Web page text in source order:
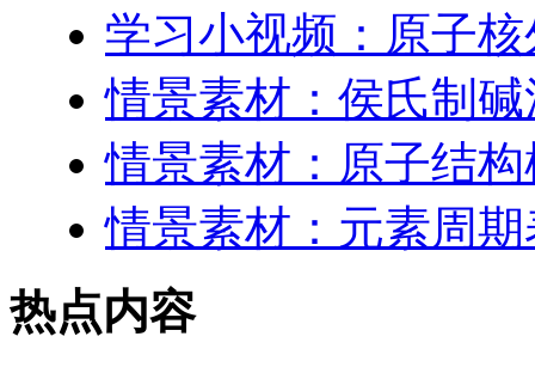
学习小视频：原子
情景素材：侯氏制
情景素材：原子结
情景素材：元素周
热点内容